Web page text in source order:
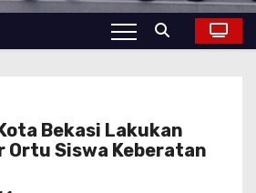
Bekasi Lakukan
Ortu Siswa Keberatan